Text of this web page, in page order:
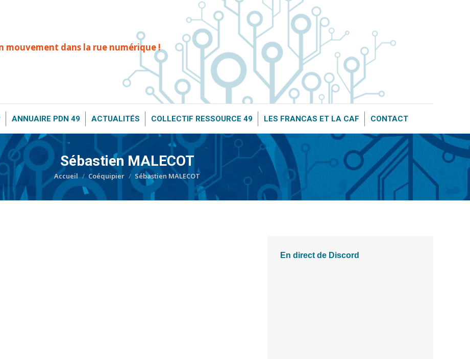
mouvement dans la rue numérique !
ANNUAIRE PDN 49 ACTUALITÉS COLLECTIF RESSOURCE 49 LES FRANCAS ET LA CAF CONTACT
Sébastien MALECOT
Vous êtes ici :
Accueil Coéquipier Sébastien MALECOT
En direct de Discord
COLLECTIF RESSOURCE 49 LES FRANCAS ET LA CAF